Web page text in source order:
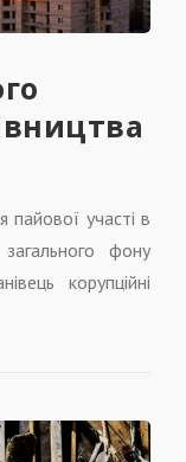
пайової участі в
фону
корупційні